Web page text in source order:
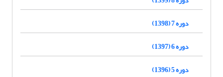
دوره 7 (1398)
دوره 6 (1397)
دوره 5 (1396)